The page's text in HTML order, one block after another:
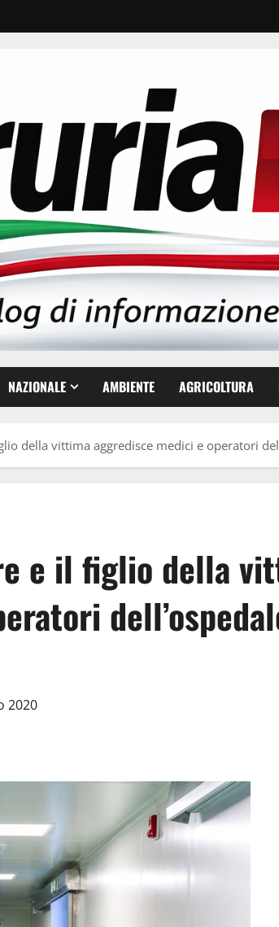
NAZIONALE AMBIENTE AGRICOLTURA
della vittima aggredisce medici e operatori
e il figlio della
2020